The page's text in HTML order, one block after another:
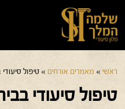
ראשי » מאמרים אורחים » טיפול
טיפול סיעודי